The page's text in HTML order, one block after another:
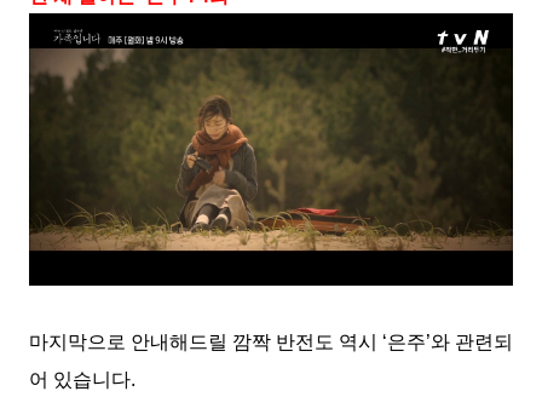
마지막으로 안내해드릴 깜짝 반전도 역시 ‘은주’와 관련되
어 있습니다.